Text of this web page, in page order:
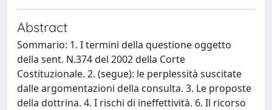
Abstract
Sommario: 1. I termini della questione oggetto
della sent. N.374 del 2002 della Corte
Costituzionale. 2. (segue): le perplessità suscitate
dalle argomentazioni della consulta. 3. Le proposte
della dottrina. 4. I rischi di ineffettività. 6. Il ricorso